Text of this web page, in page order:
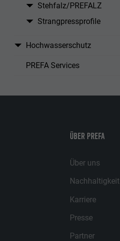
Stehfalz/PREFALZ
Strangpressprofile
Hochwasserschutz
PREFA Services
ÜBER PREFA
Über uns
Nachhaltigkeit
Karriere
Presse
Partner